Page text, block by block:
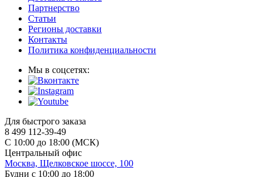
Партнерство
Статьи
Регионы доставки
Контакты
Политика конфиденциальности
Мы в соцсетях:
Для быстрого заказа
8 499 112-39-49
С 10:00 до 18:00 (МСК)
Центральный офис
Москва, Щелковское шоссе, 100
Будни с 10:00 до 18:00